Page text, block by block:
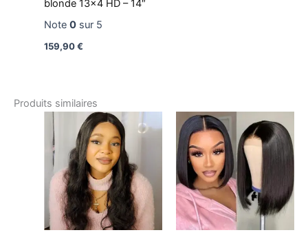
blonde 13×4 HD – 14″
Note 0sur 5
159,90€
Produits similaires